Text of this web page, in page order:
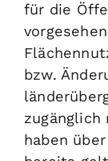
für die
bzw.
zugänglich
haben